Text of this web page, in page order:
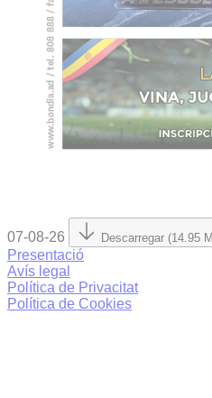
07-08-26 Descarregar (14.95
Presentació
Avís legal
Política de Privacitat
Política de Cookies